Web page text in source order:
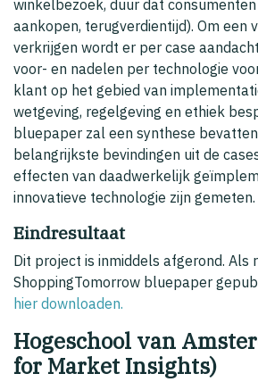
winkelbezoek, duur dat
aankopen, terugverdientijd). Om een
verkrijgen wordt er per case
voor- en nadelen per technologie
klant op het gebied van
wetgeving, regelgeving en ethiek
bluepaper zal een synthese
belangrijkste bevindingen uit de
effecten van daadwerkelijk
innovatieve technologie zijn gemeten.
Eindresultaat
Dit project is inmiddels afgerond. Als
ShoppingTomorrow bluepaper
hier downloaden.
Hogeschool van
for Market Insights)